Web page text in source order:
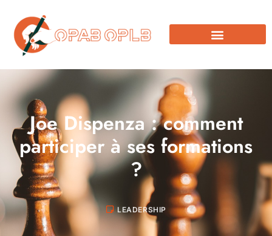
Joe Dispenza : comment
participer à ses formations
?
LEADERSHIP